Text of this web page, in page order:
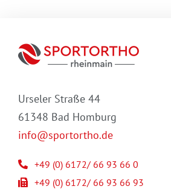
Urseler Straße 44
61348 Bad Homburg
info@sportortho.de
+49 (0) 6172/ 66 93 66 0
+49 (0) 6172/ 66 93 66 93